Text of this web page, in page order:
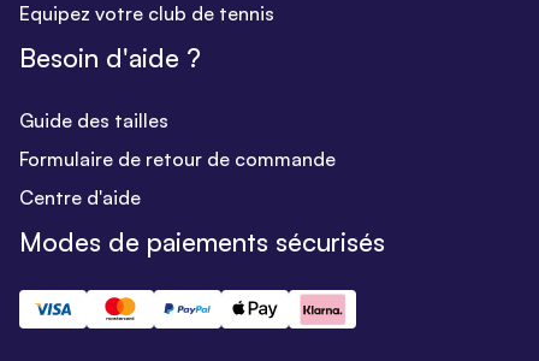
Equipez votre club de tennis
Besoin d'aide ?
Guide des tailles
Formulaire de retour de commande
Centre d'aide
Modes de paiements sécurisés